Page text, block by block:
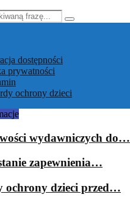
Search
dostępności
prywatności
ochrony dzieci
wydawniczych do…
zapewnienia…
ochrony dzieci przed…